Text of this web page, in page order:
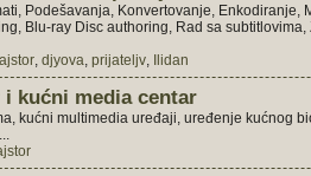
Podešavanja, Konvertovanje, Enkodiranje,
Blu-ray Disc authoring, Rad sa subtitlovima,
, djyova, prijateljv, Ilidan
i kućni media centar
kućni multimedia uređaji, uređenje kućnog